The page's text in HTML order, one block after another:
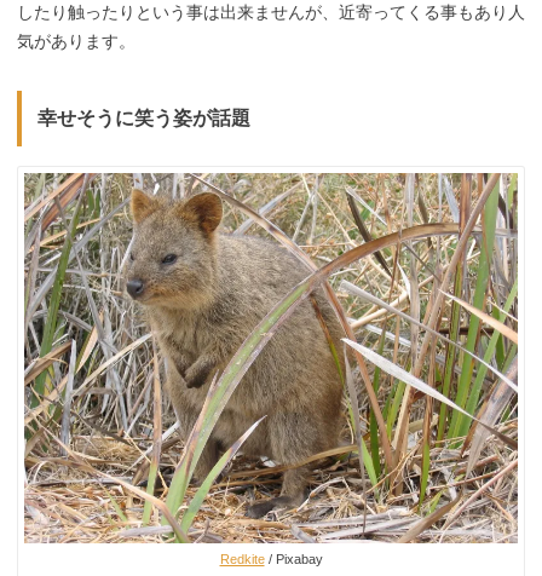
したり触ったりという事は出来ませんが、近寄ってくる事もあり人
気があります。
幸せそうに笑う姿が話題
Redkite/ Pixabay